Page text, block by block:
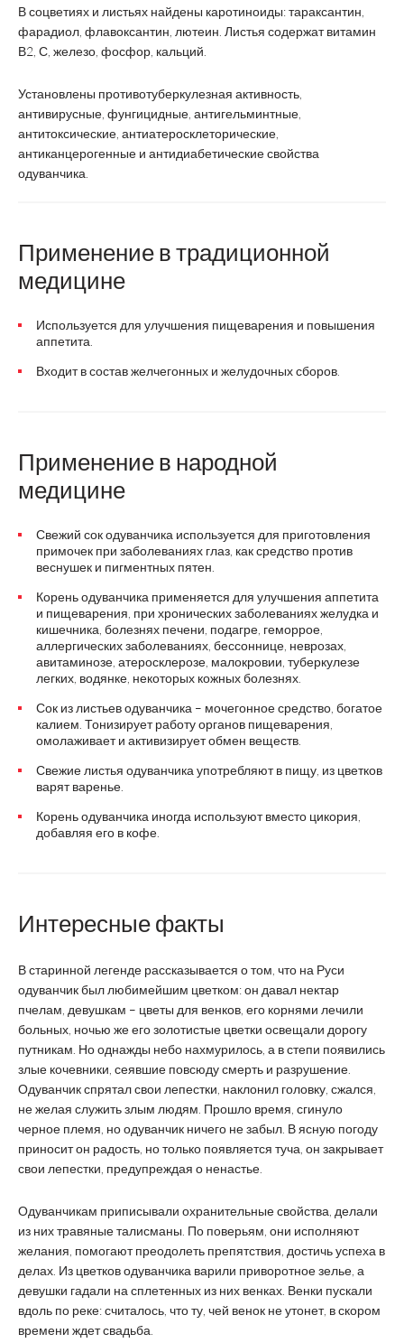
В соцветиях и листьях найдены каротиноиды: тараксантин,
фарадиол, флавоксантин, лютеин. Листья содержат витамин
В2, С, железо, фосфор, кальций.
Установлены противотуберкулезная активность,
антивирусные, фунгицидные, антигельминтные,
антитоксические, антиатеросклеторические,
антиканцерогенные и антидиабетические свойства
одуванчика.
Применение в традиционной
медицине
Используется для улучшения пищеварения и повышения
аппетита.
Входит в состав желчегонных и желудочных сборов.
Применение в народной
медицине
Свежий сок одуванчика используется для приготовления
примочек при заболеваниях глаз, как средство против
веснушек и пигментных пятен.
Корень одуванчика применяется для улучшения аппетита
и пищеварения, при хронических заболеваниях желудка и
кишечника, болезнях печени, подагре, геморрое,
аллергических заболеваниях, бессоннице, неврозах,
авитаминозе, атеросклерозе, малокровии, туберкулезе
легких, водянке, некоторых кожных болезнях.
Сок из листьев одуванчика – мочегонное средство, богатое
калием. Тонизирует работу органов пищеварения,
омолаживает и активизирует обмен веществ.
Свежие листья одуванчика употребляют в пищу, из цветков
варят варенье.
Корень одуванчика иногда используют вместо цикория,
добавляя его в кофе.
Интересные факты
В старинной легенде рассказывается о том, что на Руси
одуванчик был любимейшим цветком: он давал нектар
пчелам, девушкам – цветы для венков, его корнями лечили
больных, ночью же его золотистые цветки освещали дорогу
путникам. Но однажды небо нахмурилось, а в степи появились
злые кочевники, сеявшие повсюду смерть и разрушение.
Одуванчик спрятал свои лепестки, наклонил головку, сжался,
не желая служить злым людям. Прошло время, сгинуло
черное племя, но одуванчик ничего не забыл. В ясную погоду
приносит он радость, но только появляется туча, он закрывает
свои лепестки, предупреждая о ненастье.
Одуванчикам приписывали охранительные свойства, делали
из них травяные талисманы. По поверьям, они исполняют
желания, помогают преодолеть препятствия, достичь успеха в
делах. Из цветков одуванчика варили приворотное зелье, а
девушки гадали на сплетенных из них венках. Венки пускали
вдоль по реке: считалось, что ту, чей венок не утонет, в скором
времени ждет свадьба.